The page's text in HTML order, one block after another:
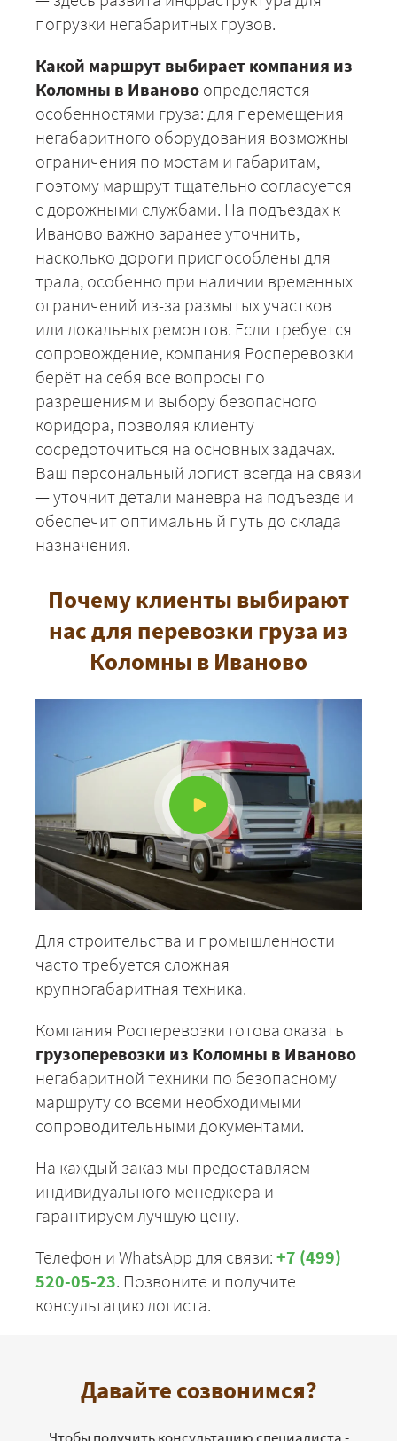
погрузки негабаритных грузов.
Какой маршрут выбирает компания из
Коломны в Иваново определяется
особенностями груза: для перемещения
негабаритного оборудования возможны
ограничения по мостам и габаритам,
поэтому маршрут тщательно согласуется
с дорожными службами. На подъездах к
Иваново важно заранее уточнить,
насколько дороги приспособлены для
трала, особенно при наличии временных
ограничений из-за размытых участков
или локальных ремонтов. Если требуется
сопровождение, компания Росперевозки
берёт на себя все вопросы по
разрешениям и выбору безопасного
коридора, позволяя клиенту
сосредоточиться на основных задачах.
Ваш персональный логист всегда на связи
— уточнит детали манёвра на подъезде и
обеспечит оптимальный путь до склада
назначения.
Почему клиенты выбирают
нас для перевозки груза из
Коломны в Иваново
Для строительства и промышленности
часто требуется сложная
крупногабаритная техника.
Компания Росперевозки готова оказать
грузоперевозки из Коломны в Иваново
негабаритной техники по безопасному
маршруту со всеми необходимыми
сопроводительными документами.
На каждый заказ мы предоставляем
индивидуального менеджера и
гарантируем лучшую цену.
Телефон и WhatsApp для связи: +7 (499)
520-05-23. Позвоните и получите
консультацию логиста.
Давайте созвонимся?
+7 (499) 520-05-23
ЗАКАЗАТЬ